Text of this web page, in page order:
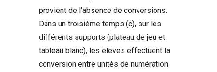
provient de l’absence de conversions.
Dans un troisième temps (c), sur les
différents supports (plateau de jeu et
tableau blanc), les élèves effectuent la
conversion entre unités de numération